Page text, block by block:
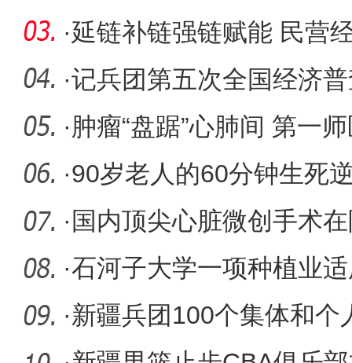
地双收
·延链补链强链赋能 民营
·记兵团第五次全国经济
师统计局
·肿瘤“盘踞”心肺间 第一
时“连根
·90岁老人的60分钟生死
· 国内顶尖心脏微创手术
·石河子大学一项种植业
广目录
·新疆兵团100个集体和个